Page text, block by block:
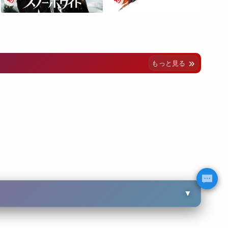
もっと見る
▼